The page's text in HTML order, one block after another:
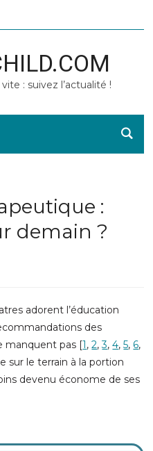
: suivez l’actualité !
:
demain ?
adorent l’éducation
des
manquent pas [1,2,3,4,5, 6,
sur le terrain à la portion
devenu économe de ses